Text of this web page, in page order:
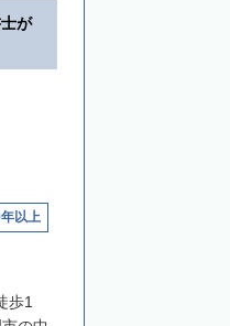
が
以上
歩1